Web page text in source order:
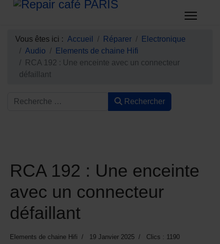
Vous êtes ici : Accueil Réparer
Electronique
Audio
Elements de chaine Hifi
RCA 192 : Une enceinte avec un connecteur
défaillant
Rechercher
RCA 192 : Une enceinte
avec un connecteur
défaillant
Elements de chaine Hifi 19 Janvier 2025 Clics : 1190